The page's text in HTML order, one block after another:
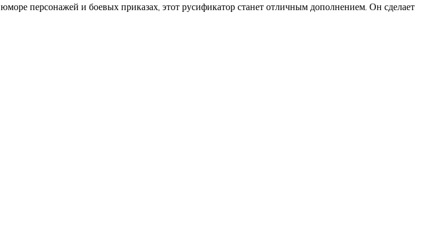
персонажей и боевых приказах, этот русификатор станет отличным дополнением. Он сделает